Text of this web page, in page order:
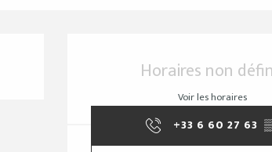
Horaires non
Voir les horaires
+33 6 60 27 63